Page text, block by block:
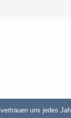
vertrauen uns jedes